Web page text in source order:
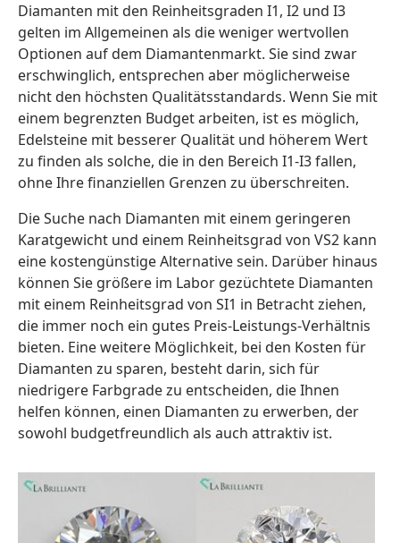
Diamanten mit den Reinheitsgraden I1, I2 und I3
gelten im Allgemeinen als die weniger wertvollen
Optionen auf dem Diamantenmarkt. Sie sind zwar
erschwinglich, entsprechen aber möglicherweise
nicht den höchsten Qualitätsstandards. Wenn Sie mit
einem begrenzten Budget arbeiten, ist es möglich,
Edelsteine mit besserer Qualität und höherem Wert
zu finden als solche, die in den Bereich I1-I3 fallen,
ohne Ihre finanziellen Grenzen zu überschreiten.
Die Suche nach Diamanten mit einem geringeren
Karatgewicht und einem Reinheitsgrad von VS2 kann
eine kostengünstige Alternative sein. Darüber hinaus
können Sie größere im Labor gezüchtete Diamanten
mit einem Reinheitsgrad von SI1 in Betracht ziehen,
die immer noch ein gutes Preis-Leistungs-Verhältnis
bieten. Eine weitere Möglichkeit, bei den Kosten für
Diamanten zu sparen, besteht darin, sich für
niedrigere Farbgrade zu entscheiden, die Ihnen
helfen können, einen Diamanten zu erwerben, der
sowohl budgetfreundlich als auch attraktiv ist.